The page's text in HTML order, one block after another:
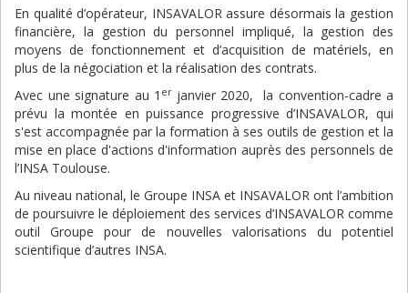
En qualité d’opérateur, INSAVALOR assure désormais la gestion
financière, la gestion du personnel impliqué, la gestion des
moyens de fonctionnement et d’acquisition de matériels, en
plus de la négociation et la réalisation des contrats.
Avec une signature au 1 erjanvier 2020, la convention-cadre a
prévu la montée en puissance progressive d’INSAVALOR, qui
s'est accompagnée par la formation à ses outils de gestion et la
mise en place d'actions d'information auprès des personnels de
l’INSA Toulouse.
Au niveau national, le Groupe INSA et INSAVALOR ont l’ambition
de poursuivre le déploiement des services d’INSAVALOR comme
outil Groupe pour de nouvelles valorisations du potentiel
scientifique d’autres INSA.